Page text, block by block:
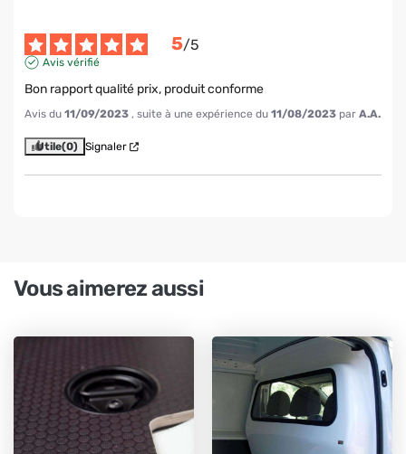
5/5
Avis vérifié
Bon rapport qualité prix, produit conforme
Avis du 11/09/2023 , suite à une expérience du 11/08/2023 par A.A.
Utile(0) Signaler
Vous aimerez aussi